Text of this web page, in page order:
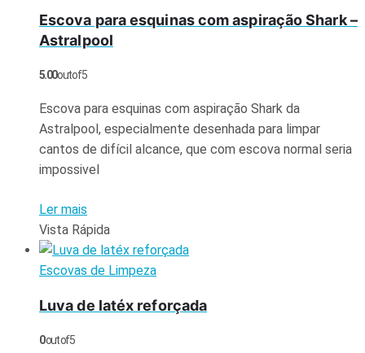
Escova para esquinas com aspiração Shark –
Astralpool
5.00out of 5
Escova para esquinas com aspiração Shark da
Astralpool, especialmente desenhada para limpar
cantos de difícil alcance, que com escova normal seria
impossivel
Ler mais
Vista Rápida
Escovas de Limpeza
Luva de latéx reforçada
0out of 5